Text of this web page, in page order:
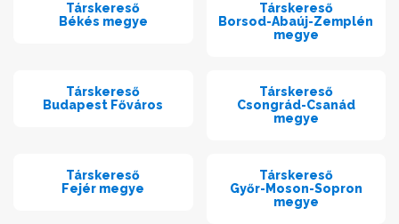
Társkereső
Békés megye
Társkereső
Borsod-Abaúj-Zemplén
megye
Társkereső
Budapest Főváros
Társkereső
Csongrád-Csanád
megye
Társkereső
Fejér megye
Társkereső
Győr-Moson-Sopron
megye